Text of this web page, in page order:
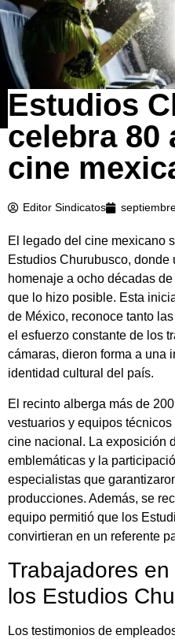
Estudios
celebra 80
cine
Editor Sindicatos
El legado del cine mexicano
Estudios Churubusco,
homenaje a ocho décadas
que lo hizo posible. Esta
de México, reconoce tanto
el esfuerzo constante de los
cámaras, dieron forma a una
identidad cultural del país.
El recinto alberga más de
vestuarios y equipos
cine nacional. La exposición
emblemáticas y la
especialistas que
producciones. Además, se
equipo permitió que los
convirtieran en un referente
Trabajadores
los Estudios
Los testimonios de